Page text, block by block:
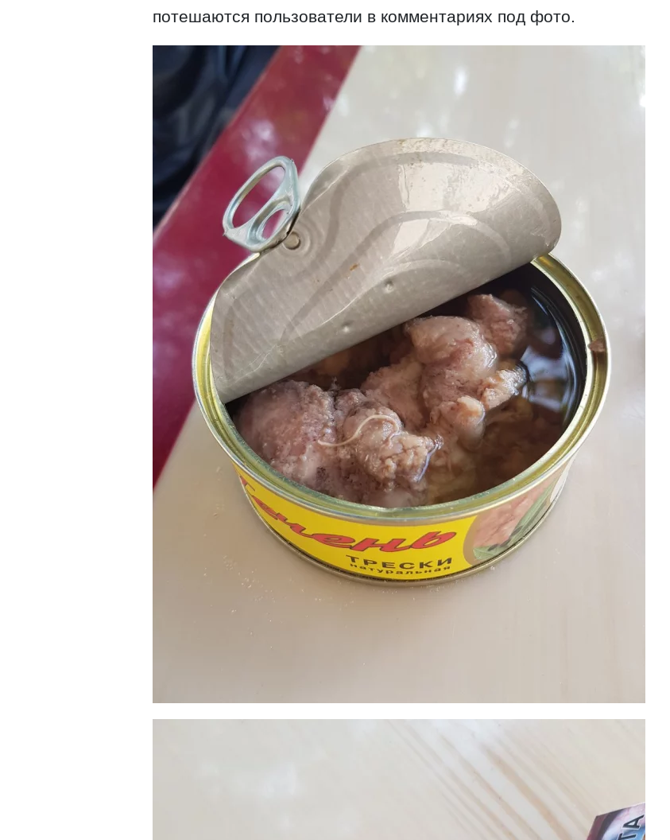
потешаются пользователи в комментариях под фото.